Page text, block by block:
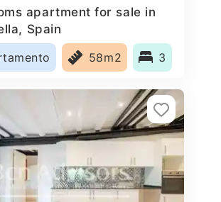
apartment for sale in
Spain
58m2 3